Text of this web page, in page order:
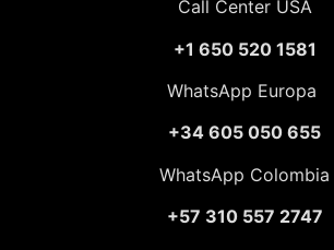
Call Center USA
+1 650 520 1581
WhatsApp Europa
+34 605 050 655
WhatsApp Colombia
+57 310 557 2747